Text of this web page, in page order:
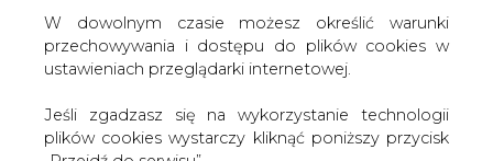
w odpowiednim standardzie jakościowym i że do
rozwiązania tego problemu nieodzowne jest
wprowadzenie mechanizmu rynku mocy, który obejmuje
swoim zasięgiem cały rynek" - podkreślił Tchórzewski.
Jak zaznaczył, mechanizm mocowy będzie w pełni
rynkowy, co oznacza, że kontrakty na dostawę mocy